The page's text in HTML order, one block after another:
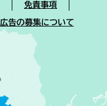
免責事項
広告の募集について